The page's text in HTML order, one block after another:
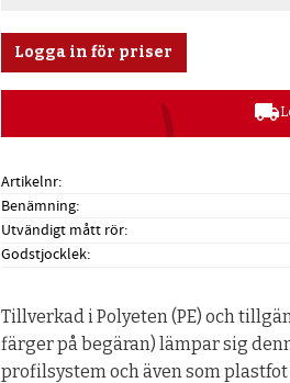
Logga in för priser
local_shipping
Artikelnr
Benämning
Utvändigt mått rör
Godstjocklek
Tillverkad i Polyeten (PE) och
färger på begäran) lämpar sig
profilsystem och även som